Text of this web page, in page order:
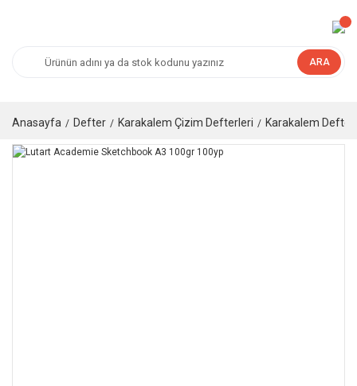
ARA
Anasayfa Defter Karakalem Çizim Defterleri Karakalem Defteri